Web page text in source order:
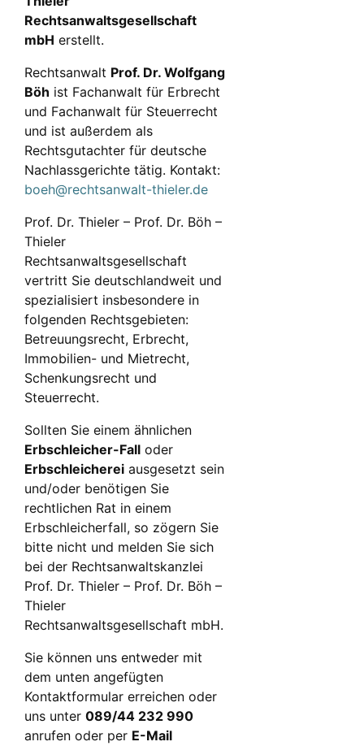
Rechtsanwaltsgesellschaft
mbH erstellt.
Rechtsanwalt Prof. Dr. Wolfgang
Böh ist Fachanwalt für Erbrecht
und Fachanwalt für Steuerrecht
und ist außerdem als
Rechtsgutachter für deutsche
Nachlassgerichte tätig. Kontakt:
boeh@rechtsanwalt-thieler.de
Prof. Dr. Thieler – Prof. Dr. Böh –
Thieler
Rechtsanwaltsgesellschaft
vertritt Sie deutschlandweit und
spezialisiert insbesondere in
folgenden Rechtsgebieten:
Betreuungsrecht, Erbrecht,
Immobilien- und Mietrecht,
Schenkungsrecht und
Steuerrecht.
Sollten Sie einem ähnlichen
Erbschleicher-Fall oder
Erbschleicherei ausgesetzt sein
und/oder benötigen Sie
rechtlichen Rat in einem
Erbschleicherfall, so zögern Sie
bitte nicht und melden Sie sich
bei der Rechtsanwaltskanzlei
Prof. Dr. Thieler – Prof. Dr. Böh –
Thieler
Rechtsanwaltsgesellschaft mbH.
Sie können uns entweder mit
dem unten angefügten
Kontaktformular erreichen oder
uns unter 089/44 232 990
anrufen oder per E-Mail